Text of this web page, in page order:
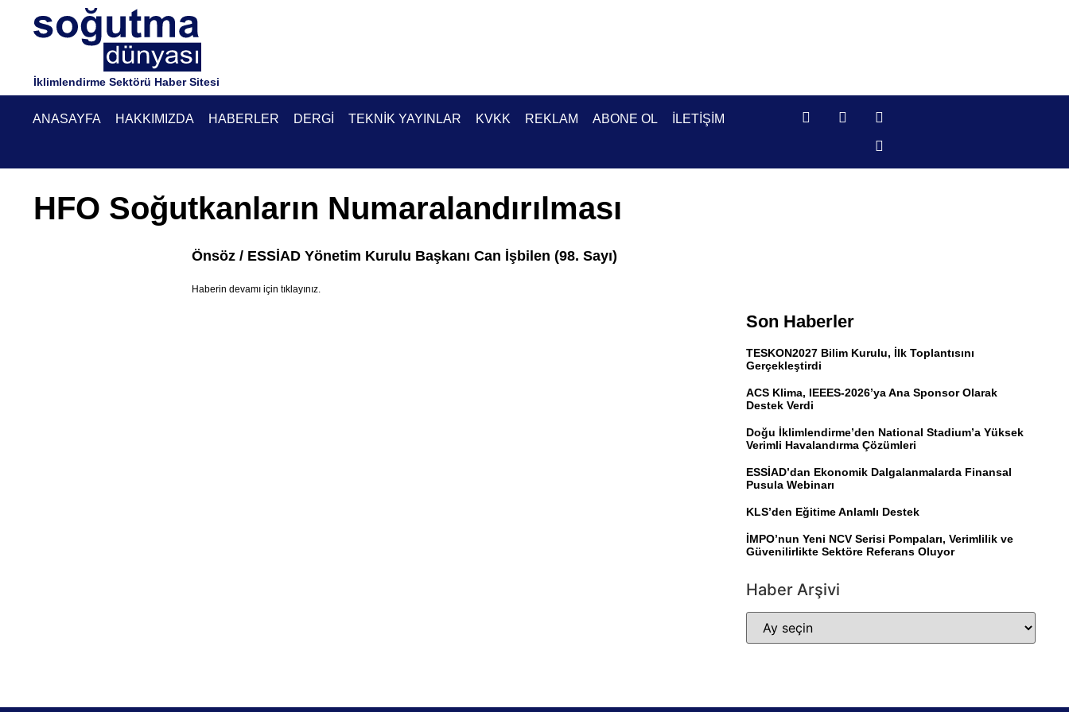
İklimlendirme Sektörü Haber Sitesi
ANASAYFA HAKKIMIZDA HABERLER DERGI TEKNIK YAYINLAR KVKK REKLAM ABONE OL İLETIŞIM
HFO Soğutkanların Numaralandırılması
Önsöz / ESSİAD Yönetim Kurulu Başkanı Can İşbilen (98. Sayı)
Haberin devamı için tıklayınız.
Son Haberler
TESKON2027 Bilim Kurulu, İlk Toplantısını
Gerçekleştirdi
ACS Klima, IEEES-2026’ya Ana Sponsor Olarak
Destek Verdi
Doğu İklimlendirme’den National Stadium’a Yüksek
Verimli Havalandırma Çözümleri
ESSİAD’dan Ekonomik Dalgalanmalarda Finansal
Pusula Webinarı
KLS’den Eğitime Anlamlı Destek
İMPO’nun Yeni NCV Serisi Pompaları, Verimlilik ve
Güvenilirlikte Sektöre Referans Oluyor
Haber Arşivi